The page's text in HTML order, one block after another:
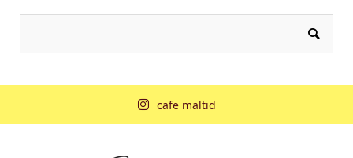
cafe maltid